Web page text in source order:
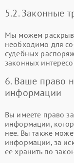
5.2. Законные
Мы можем
необходимо для
судебных
законных
6. Ваше право
информации
Вы имеете право
информации,
нее. Вы также
информации, за
ее хранить по